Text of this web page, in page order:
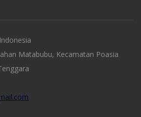
Matabubu, Kecamatan Poasia